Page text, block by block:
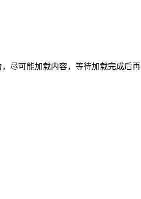
可能加载内容，等待加载完成后再